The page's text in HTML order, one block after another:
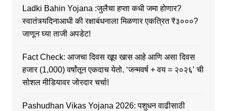
Ladki Bahin Yojana :जुलैचा हप्ता कधी जमा होणार?
स्वातंत्र्यदिनाआधी की रक्षाबंधनाला मिळणार एकत्रित ₹३०००?
जाणून घ्या ताजी अपडेट!
Fact Check: आजचा दिवस खूप खास आहे आणि असा दिवस
हजार (1,000) वर्षांतून एकदाच येतो. ‘जन्मवर्ष + वय = २०२६’ ची
सोशल मीडियावर जोरदार चर्चा!
Pashudhan Vikas Yojana 2026: पशुधन वाढीसाठी